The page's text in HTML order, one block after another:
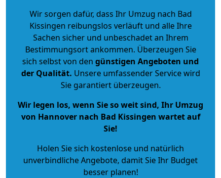
Wir sorgen dafür, dass Ihr Umzug nach Bad
Kissingen reibungslos verläuft und alle Ihre
Sachen sicher und unbeschadet an Ihrem
Bestimmungsort ankommen. Überzeugen Sie
sich selbst von den günstigen Angeboten und
der Qualität. Unsere umfassender Service wird
Sie garantiert überzeugen.
Wir legen los, wenn Sie so weit sind, Ihr Umzug
von Hannover nach Bad Kissingen wartet auf
Sie!
Holen Sie sich kostenlose und natürlich
unverbindliche Angebote, damit Sie Ihr Budget
besser planen!